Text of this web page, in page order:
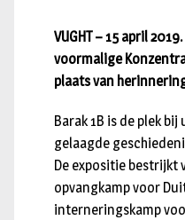
VUGHT – 15 april
voormalige
plaats van
Barak 1B is de plek
gelaagde
De expositie bestrijkt
opvangkamp voor
interneringskamp